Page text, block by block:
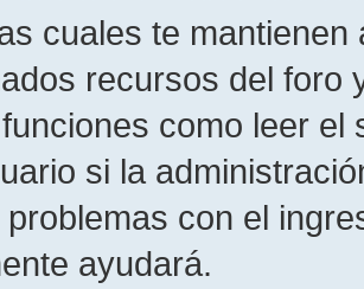
cuales te
recursos del foro
como leer el
si la
con el
ayudará.